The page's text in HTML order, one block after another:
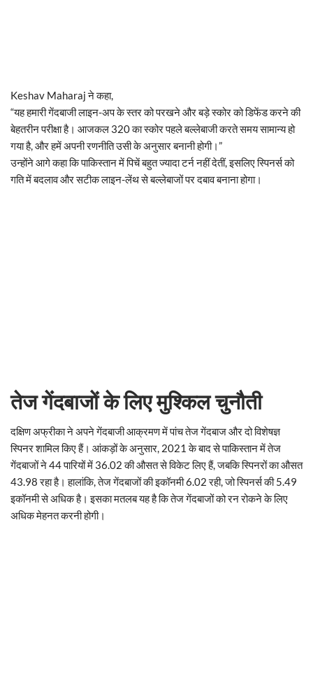
Keshav Maharaj ने कहा,
“यह हमारी गेंदबाजी लाइन-अप के स्तर को परखने और बड़े स्कोर को डिफेंड करने की
बेहतरीन परीक्षा है। आजकल 320 का स्कोर पहले बल्लेबाजी करते समय सामान्य हो
गया है, और हमें अपनी रणनीति उसी के अनुसार बनानी होगी।”
उन्होंने आगे कहा कि पाकिस्तान में पिचें बहुत ज्यादा टर्न नहीं देतीं, इसलिए स्पिनर्स को
गति में बदलाव और सटीक लाइन-लेंथ से बल्लेबाजों पर दबाव बनाना होगा।
तेज गेंदबाजों के लिए मुश्किल चुनौती
दक्षिण अफ्रीका ने अपने गेंदबाजी आक्रमण में पांच तेज गेंदबाज और दो विशेषज्ञ
स्पिनर शामिल किए हैं। आंकड़ों के अनुसार, 2021 के बाद से पाकिस्तान में तेज
गेंदबाजों ने 44 पारियों में 36.02 की औसत से विकेट लिए हैं, जबकि स्पिनरों का औसत
43.98 रहा है। हालांकि, तेज गेंदबाजों की इकॉनमी 6.02 रही, जो स्पिनर्स की 5.49
इकॉनमी से अधिक है। इसका मतलब यह है कि तेज गेंदबाजों को रन रोकने के लिए
अधिक मेहनत करनी होगी।